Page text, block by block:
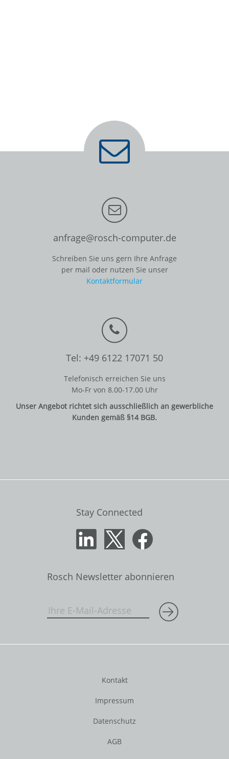
anfrage@rosch-computer.de
Schreiben Sie uns gern Ihre Anfrage
per mail oder nutzen Sie unser
Kontaktformular
Tel: +49 6122 17071 50
Telefonisch erreichen Sie uns
Mo-Fr von 8.00-17.00 Uhr
Unser Angebot richtet sich ausschließlich an gewerbliche
Kunden gemäß §14 BGB.
Stay Connected
Rosch Newsletter abonnieren
Kontakt
Impressum
Datenschutz
AGB